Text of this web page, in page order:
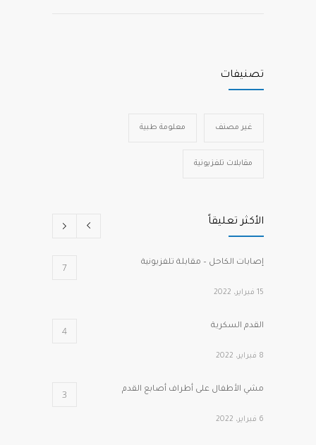
تصنيفات
غير مصنف معلومة طبية
مقابلات تلفزيونية
الأكثر تعليقاً
إصابات الكاحل – مقابلة تلفزيونية 7
15 فبراير، 2022
القدم السكرية 4
8 فبراير، 2022
مشي الأطفال على أطراف أصابع القدم 3
6 فبراير، 2022